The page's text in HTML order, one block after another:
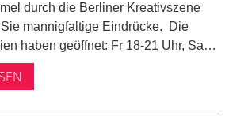
durch die Berliner Kreativszene
mannigfaltige Eindrücke. Die
haben geöffnet: Fr 18-21 Uhr, Sa…